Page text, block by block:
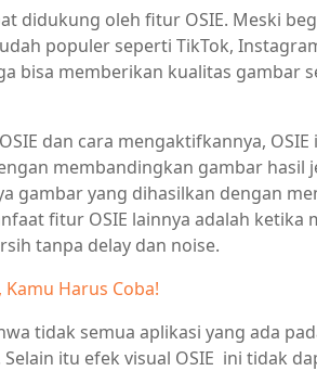
didukung oleh fitur OSIE. Meski
populer seperti TikTok,
bisa memberikan kualitas gambar
dan cara mengaktifkannya,
membandingkan gambar hasil
gambar yang dihasilkan dengan
fitur OSIE lainnya adalah ketika
tanpa delay dan noise.
Harus Coba!
tidak semua aplikasi yang ada
itu efek visual OSIE ini tidak